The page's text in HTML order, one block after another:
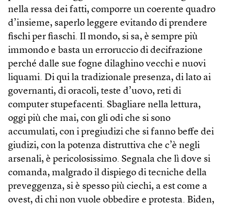
nella ressa dei fatti, comporre un coerente quadro
d’insieme, saperlo leggere evitando di prendere
fischi per fiaschi. Il mondo, si sa, è sempre più
immondo e basta un erroruccio di decifrazione
perché dalle sue fogne dilaghino vecchi e nuovi
liquami. Di qui la tradizionale presenza, di lato ai
governanti, di oracoli, teste d’uovo, reti di
computer stupefacenti. Sbagliare nella lettura,
oggi più che mai, con gli odi che si sono
accumulati, con i pregiudizi che si fanno beffe dei
giudizi, con la potenza distruttiva che c’è negli
arsenali, è pericolosissimo. Segnala che lì dove si
comanda, malgrado il dispiego di tecniche della
preveggenza, si è spesso più ciechi, a est come a
ovest, di chi non vuole obbedire e protesta. Biden,